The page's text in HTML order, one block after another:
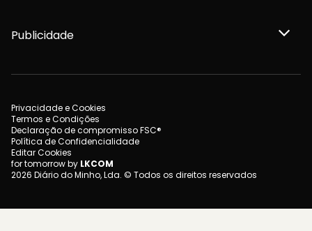
Publicidade
Privacidade e Cookies
Termos e Condições
Declaração de compromisso FSC®
Política de Confidencialidade
Editar Cookies
for tomorrow by LKCOM
2026 Diário do Minho, Lda. © Todos os direitos reservados